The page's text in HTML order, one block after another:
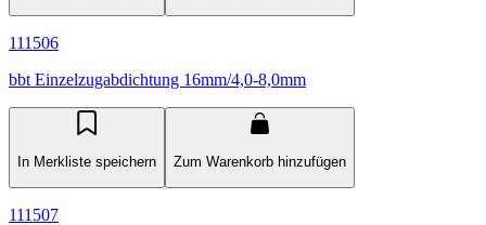
111506
bbt Einzelzugabdichtung 16mm/4,0-8,0mm
In Merkliste speichern Zum Warenkorb hinzufügen
111507